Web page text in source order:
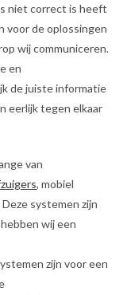
niet correct is heeft
voor de oplossingen
wij communiceren.
en
de juiste informatie
eerlijk tegen elkaar
van
, mobiel
Deze systemen zijn
wij een
zijn voor een